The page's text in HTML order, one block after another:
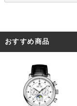
おすすめ商品